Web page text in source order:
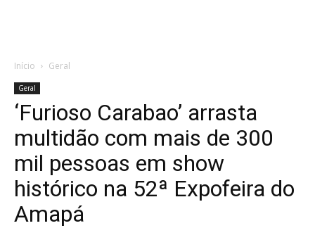
Início Geral
Geral
‘Furioso Carabao’ arrasta
multidão com mais de 300
mil pessoas em show
histórico na 52ª Expofeira do
Amapá